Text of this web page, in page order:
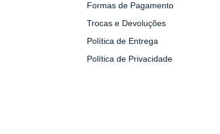
Formas de Pagamento
Trocas e Devoluções
Política de Entrega
Política de Privacidade